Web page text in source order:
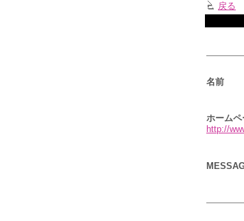
戻る
名前
ホームペ
http://